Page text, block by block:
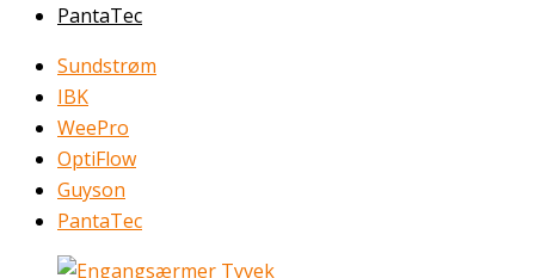
PantaTec
Sundstrøm
IBK
WeePro
OptiFlow
Guyson
PantaTec